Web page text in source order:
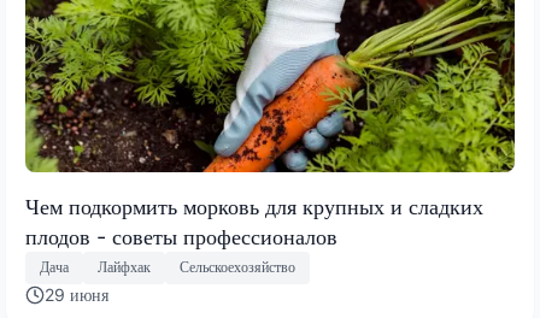
Чем подкормить морковь для крупных и сладких
плодов - советы профессионалов
Дача Лайфхак Сельскоехозяйство
29 июня